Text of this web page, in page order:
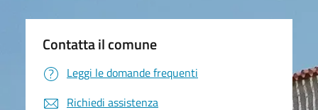
Contatta il comune
Leggi le domande frequenti
Richiedi assistenza